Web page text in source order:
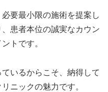
要最小限の施術を提案し
患者本位の誠実なカウン
トです。
いるからこそ、納得して
ニックの魅力です。